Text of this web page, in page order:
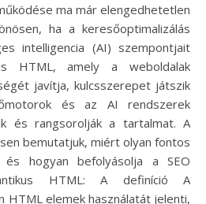
ha a keresőoptimalizálás
intelligencia (AI) szempontjait
HTML, amely a weboldalak
javítja, kulcsszerepet játszik
és az AI rendszerek
és rangsorolják a tartalmat. A
bemutatjuk, miért olyan fontos
hogyan befolyásolja a SEO
HTML: A definíció A
HTML elemek használatát jelenti,